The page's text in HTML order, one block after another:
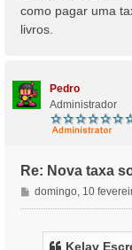
como pagar uma
livros.
Pedro
Administrador
Re: Nova taxa
M
e
domingo, 10
Kelav